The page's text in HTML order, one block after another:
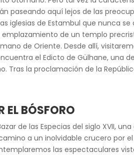
paseando aquí lejos de las
iglesias de Estambul que nunca
emplazamiento de un templo
de Oriente. Desde allí,
el Edicto de Gülhane,
Tras la proclamación de la
EL BÓSFORO
de las Especias del siglo XVII,
a un inolvidable crucero por
las espectaculares